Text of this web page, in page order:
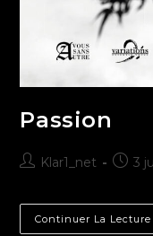
Passion
Klar1_net 3
Continuer La Lecture